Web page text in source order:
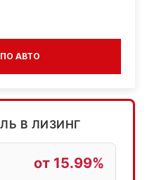
АВТО
В ЛИЗИНГ
от 15.99%